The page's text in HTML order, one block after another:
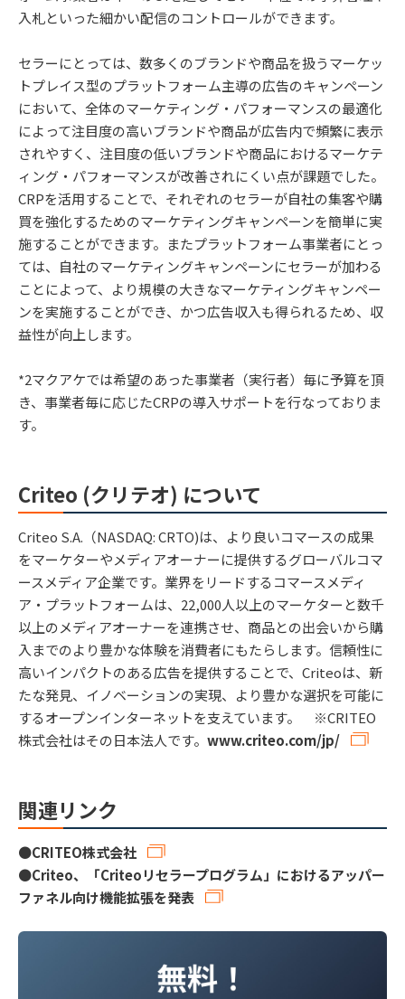
入札といった細かい配信のコントロールができます。
セラーにとっては、数多くのブランドや商品を扱うマーケッ
トプレイス型のプラットフォーム主導の広告のキャンペーン
において、全体のマーケティング・パフォーマンスの最適化
によって注目度の高いブランドや商品が広告内で頻繁に表示
されやすく、注目度の低いブランドや商品におけるマーケテ
ィング・パフォーマンスが改善されにくい点が課題でした。
CRPを活用することで、それぞれのセラーが自社の集客や購
買を強化するためのマーケティングキャンペーンを簡単に実
施することができます。またプラットフォーム事業者にとっ
ては、自社のマーケティングキャンペーンにセラーが加わる
ことによって、より規模の大きなマーケティングキャンペー
ンを実施することができ、かつ広告収入も得られるため、収
益性が向上します。
*2マクアケでは希望のあった事業者（実行者）毎に予算を頂
き、事業者毎に応じたCRPの導入サポートを行なっておりま
す。
Criteo (クリテオ) について
Criteo S.A.（NASDAQ: CRTO)は、より良いコマースの成果
をマーケターやメディアオーナーに提供するグローバルコマ
ースメディア企業です。業界をリードするコマースメディ
ア・プラットフォームは、22,000人以上のマーケターと数千
以上のメディアオーナーを連携させ、商品との出会いから購
入までのより豊かな体験を消費者にもたらします。信頼性に
高いインパクトのある広告を提供することで、Criteoは、新
たな発見、イノベーションの実現、より豊かな選択を可能に
するオープンインターネットを支えています。 ※CRITEO
株式会社はその日本法人です。 www.criteo.com/jp/
関連リンク
●CRITEO株式会社
●Criteo、「Criteoリセラープログラム」におけるアッパー
ファネル向け機能拡張を発表